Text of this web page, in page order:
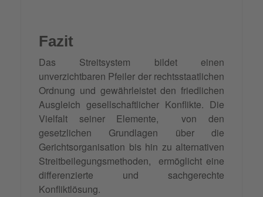
Fazit
Das Streitsystem bildet einen
unverzichtbaren Pfeiler der rechtsstaatlichen
Ordnung und gewährleistet den friedlichen
Ausgleich gesellschaftlicher Konflikte. Die
Vielfalt seiner Elemente, von den
gesetzlichen Grundlagen über die
Gerichtsorganisation bis hin zu alternativen
Streitbeilegungsmethoden, ermöglicht eine
differenzierte und sachgerechte
Konfliktlösung.